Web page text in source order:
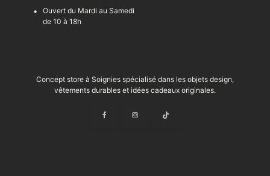
Ouvert du Mardi au Samedi
de 10 à 18h
Concept store à Soignies spécialisé dans les objets design,
vêtements durables et idées cadeaux originales.